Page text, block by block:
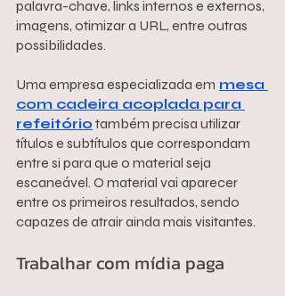
palavra-chave, links internos e externos,
imagens, otimizar a URL, entre outras
possibilidades.
Uma empresa especializada em mesa
com cadeira acoplada para
refeitório também precisa utilizar
títulos e subtítulos que correspondam
entre si para que o material seja
escaneável. O material vai aparecer
entre os primeiros resultados, sendo
capazes de atrair ainda mais visitantes.
Trabalhar com mídia paga